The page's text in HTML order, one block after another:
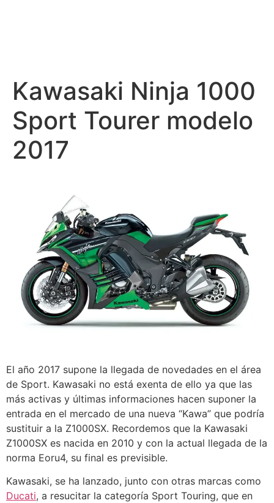
Kawasaki Ninja 1000
Sport Tourer modelo
2017
El año 2017 supone la llegada de novedades en el área
de Sport. Kawasaki no está exenta de ello ya que las
más activas y últimas informaciones hacen suponer la
entrada en el mercado de una nueva “Kawa” que podría
sustituir a la Z1000SX. Recordemos que la Kawasaki
Z1000SX es nacida en 2010 y con la actual llegada de la
norma Eoru4, su final es previsible.
Kawasaki, se ha lanzado, junto con otras marcas como
Ducati, a resucitar la categoría Sport Touring, que en